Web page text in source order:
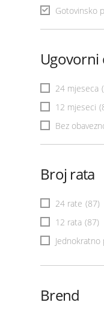
Gotovinsko
Ugovorni
24 mjeseca
12 mjeseci
Bez
Broj rata
24 rate (87)
12 rata (87)
Jednokratno
Brend